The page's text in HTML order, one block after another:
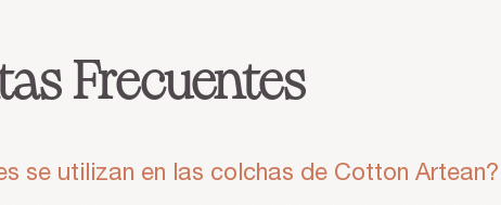
Frecuentes
se utilizan en las colchas de Cotton Artean?